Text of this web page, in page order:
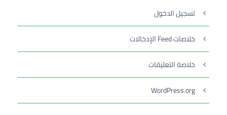
تسجيل الدخول
خلاصات Feed الإدخالات
خلاصة التعليقات
WordPress.org